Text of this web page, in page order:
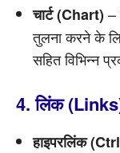
चार्ट (Chart) –
तुलना करने के
सहित विभिन्न
4. लिंक
हाइपरलिंक